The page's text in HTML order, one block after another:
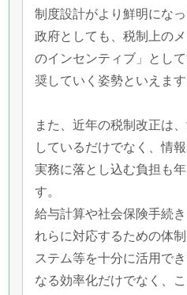
制度設計がより鮮明になっ
政府としても、税制上の
のインセンティブ」とし
奨していく姿勢といえます
また、近年の税制改正は
しているだけでなく、情
実務に落とし込む負担も
す。
給与計算や社会保険手続
れらに対応するための体
ステム等を十分に活用で
なる効率化だけでなく、